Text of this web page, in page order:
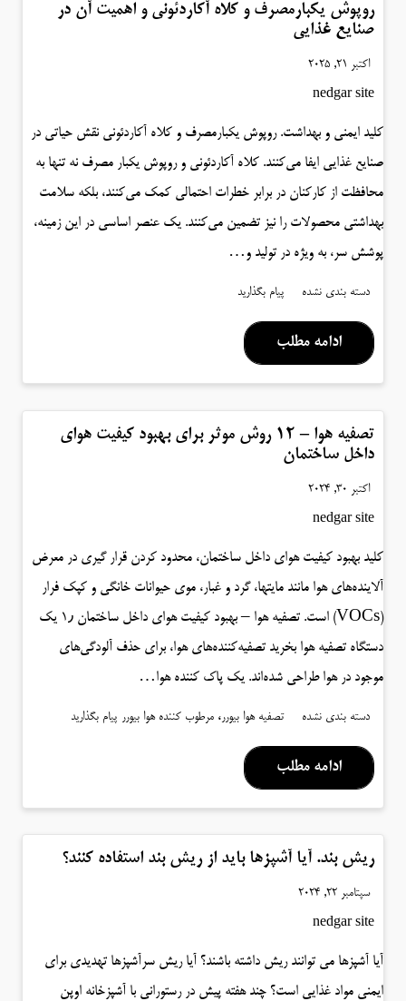
روپوش یکبارمصرف و کلاه آکاردئونی و اهمیت آن در
صنایع غذایی
اکتبر 21, 2025
nedgar site
کلید ایمنی و بهداشت. روپوش یکبارمصرف و کلاه آکاردئونی نقش حیاتی در
صنایع غذایی ایفا می‌کنند. کلاه آکاردئونی و روپوش یکبار مصرف نه تنها به
محافظت از کارکنان در برابر خطرات احتمالی کمک می‌کنند، بلکه سلامت
بهداشتی محصولات را نیز تضمین می‌کنند. یک عنصر اساسی در این زمینه،
پوشش سر، به ویژه در تولید و…
دسته بندی نشده پیام بگذارید
ادامه مطلب
تصفیه هوا – ۱۲ روش موثر برای بهبود کیفیت هوای
داخل ساختمان
اکتبر 30, 2024
nedgar site
کلید بهبود کیفیت هوای داخل ساختمان، محدود کردن قرار گیری در معرض
آلاینده‌های هوا مانند مایتها، گرد و غبار، موی حیوانات خانگی و کپک فرار
(VOCs) است. تصفیه هوا – بهبود کیفیت هوای داخل ساختمان ۱٫ یک
دستگاه تصفیه هوا بخرید تصفیه‌کننده‌های هوا، برای حذف آلودگی‌های
موجود در هوا طراحی شده‌اند. یک پاک کننده هوا…
دسته بندی نشده تصفیه هوا بیورر، مرطوب کننده هوا بیورر پیام بگذارید
ادامه مطلب
ریش بند. آیا آشپزها باید از ریش بند استفاده کنند؟
سپتامبر 22, 2024
nedgar site
آیا آشپزها می توانند ریش داشته باشند؟ آیا ریش سرآشپزها تهدیدی برای
ایمنی مواد غذایی است؟ چند هفته پیش در رستورانی با آشپزخانه اوپن